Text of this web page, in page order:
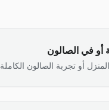
أو في الصالون
أو تجربة الصالون الكاملة